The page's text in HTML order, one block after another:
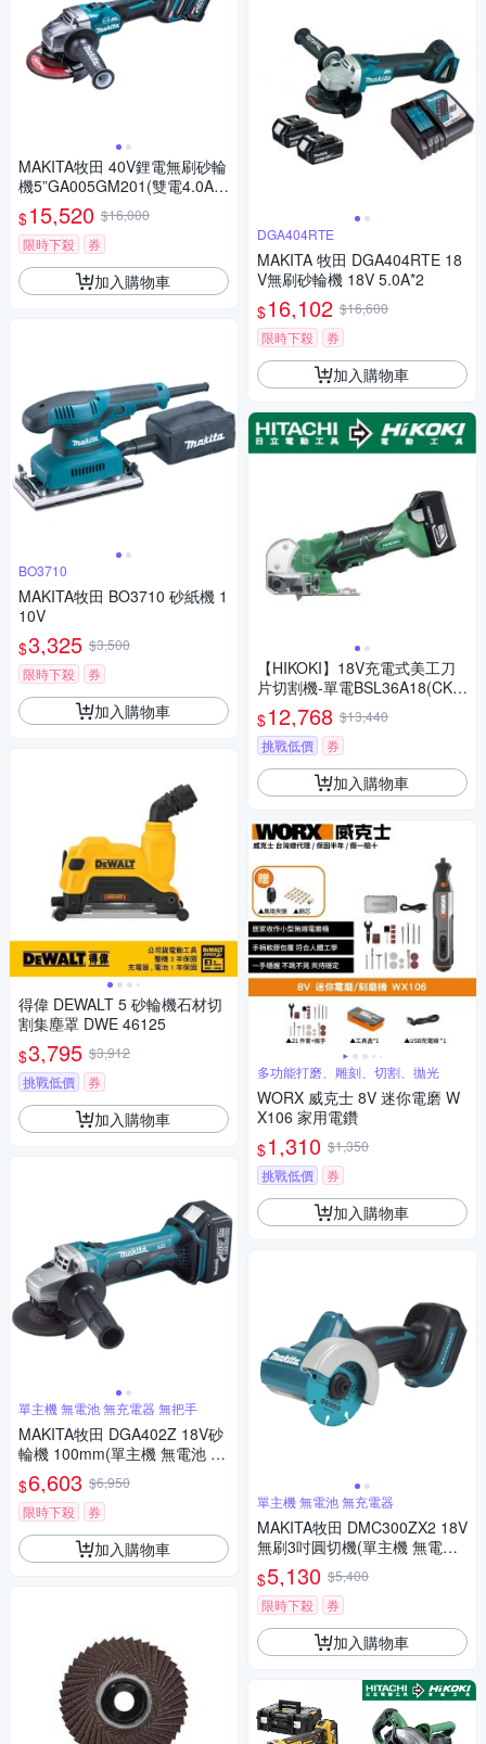
MAKITA牧田 40V鋰電無刷砂輪
機5”GA005GM201(雙電4.0A
H)
$15,520 $16,000
限時下殺
券
加入購物車
BO3710
MAKITA牧田 BO3710 砂紙機 1
10V
$3,325 $3,500
限時下殺
券
加入購物車
得偉 DEWALT 5 砂輪機石材切
割集塵罩 DWE 46125
$3,795 $3,912
挑戰低價
券
加入購物車
單主機 無電池 無充電器 無把手
MAKITA牧田 DGA402Z 18V砂
輪機 100mm(單主機 無電池 無
充電器 無把手)
$6,603 $6,950
限時下殺
券
加入購物車
DGA404RTE
MAKITA 牧田 DGA404RTE 18
V無刷砂輪機 18V 5.0A*2
$16,102 $16,600
限時下殺
券
加入購物車
【HIKOKI】18V充電式美工刀
片切割機-單電BSL36A18(CK1
8DSAL)
$12,768 $13,440
挑戰低價
券
加入購物車
多功能打磨、雕刻、切割、拋光
WORX 威克士 8V 迷你電磨 W
X106 家用電鑽
$1,310 $1,350
挑戰低價
券
加入購物車
單主機 無電池 無充電器
MAKITA牧田 DMC300ZX2 18V
無刷3吋圓切機(單主機 無電池
無充電器)
$5,130 $5,400
限時下殺
券
加入購物車